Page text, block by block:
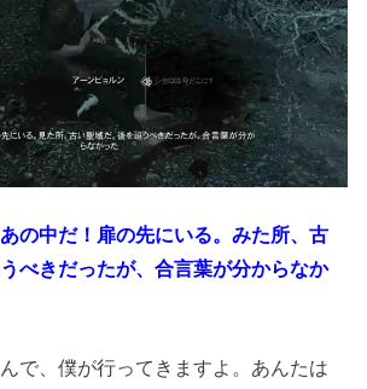
の中だ！扉の先にいる。みた所、古
べきだったが、合言葉が分からなか
で、僕が行ってきますよ。あんたは